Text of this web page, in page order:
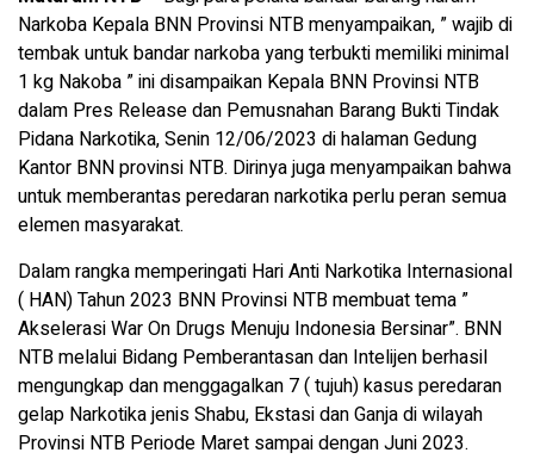
Narkoba Kepala BNN Provinsi NTB menyampaikan, ” wajib di
tembak untuk bandar narkoba yang terbukti memiliki minimal
1 kg Nakoba ” ini disampaikan Kepala BNN Provinsi NTB
dalam Pres Release dan Pemusnahan Barang Bukti Tindak
Pidana Narkotika, Senin 12/06/2023 di halaman Gedung
Kantor BNN provinsi NTB. Dirinya juga menyampaikan bahwa
untuk memberantas peredaran narkotika perlu peran semua
elemen masyarakat.
Dalam rangka memperingati Hari Anti Narkotika Internasional
( HAN) Tahun 2023 BNN Provinsi NTB membuat tema ”
Akselerasi War On Drugs Menuju Indonesia Bersinar”. BNN
NTB melalui Bidang Pemberantasan dan Intelijen berhasil
mengungkap dan menggagalkan 7 ( tujuh) kasus peredaran
gelap Narkotika jenis Shabu, Ekstasi dan Ganja di wilayah
Provinsi NTB Periode Maret sampai dengan Juni 2023.